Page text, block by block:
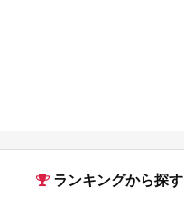
ランキングから探す